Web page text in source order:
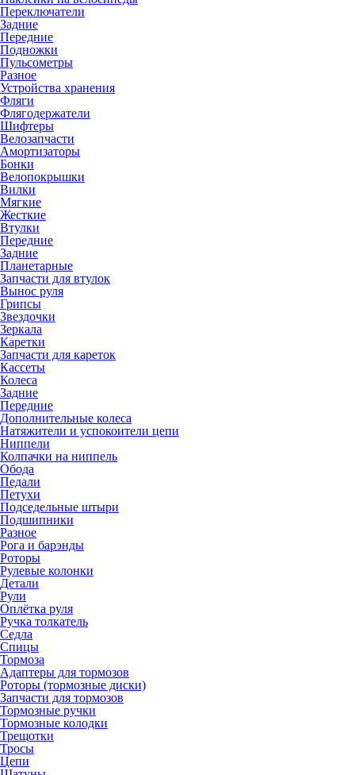
Переключатели
Задние
Передние
Подножки
Пульсометры
Разное
Устройства хранения
Фляги
Флягодержатели
Шифтеры
Велозапчасти
Амортизаторы
Бонки
Велопокрышки
Вилки
Мягкие
Жесткие
Втулки
Передние
Задние
Планетарные
Запчасти для втулок
Вынос руля
Грипсы
Звездочки
Зеркала
Каретки
Запчасти для кареток
Кассеты
Колеса
Задние
Передние
Дополнительные колеса
Натяжители и успокоители цепи
Ниппели
Колпачки на ниппель
Обода
Педали
Петухи
Подседельные штыри
Подшипники
Разное
Рога и барэнды
Роторы
Рулевые колонки
Детали
Рули
Оплётка руля
Ручка толкатель
Седла
Спицы
Тормоза
Адаптеры для тормозов
Роторы (тормозные диски)
Запчасти для тормозов
Тормозные ручки
Тормозные колодки
Трещотки
Тросы
Цепи